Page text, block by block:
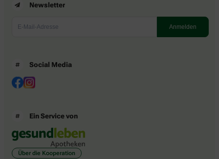
Newsletter
Social Media
Ein Service von
Über die Kooperation